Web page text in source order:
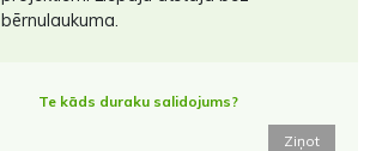
bērnulaukuma.
Te kāds duraku salidojums?
Ziņot